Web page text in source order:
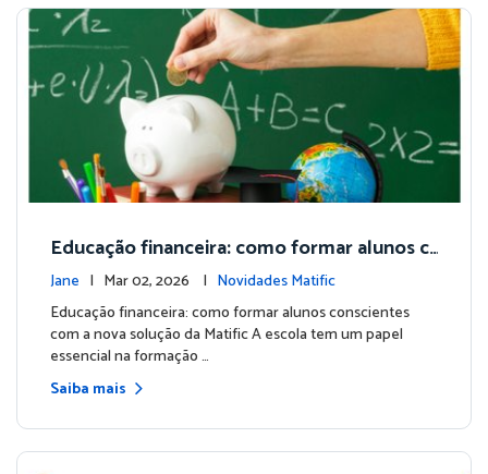
Educação financeira: como formar alunos c
onscientes com a nova solução da Matific
Jane | Mar 02, 2026 | Novidades Matific
Educação financeira: como formar alunos conscientes
com a nova solução da Matific A escola tem um papel
essencial na formação …
Saiba mais